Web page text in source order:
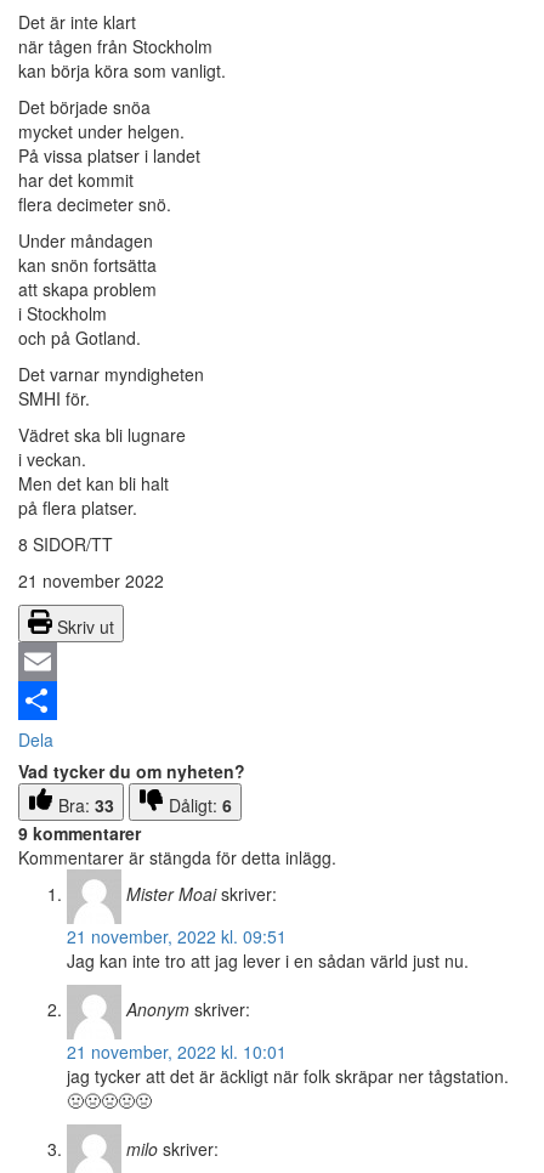
Det är inte klart
när tågen från Stockholm
kan börja köra som vanligt.
Det började snöa
mycket under helgen.
På vissa platser i landet
har det kommit
flera decimeter snö.
Under måndagen
kan snön fortsätta
att skapa problem
i Stockholm
och på Gotland.
Det varnar myndigheten
SMHI för.
Vädret ska bli lugnare
i veckan.
Men det kan bli halt
på flera platser.
8 SIDOR/TT
21 november 2022
Skriv ut
Email
Dela
Vad tycker du om nyheten?
Bra: 33 Dåligt: 6
9 kommentarer
Kommentarer är stängda för detta inlägg.
Mister Moai skriver:
21 november, 2022 kl. 09:51
Jag kan inte tro att jag lever i en sådan värld just nu.
Anonym skriver:
21 november, 2022 kl. 10:01
jag tycker att det är äckligt när folk skräpar ner tågstation.
🤢🤢🤢🤢🤢
milo skriver: